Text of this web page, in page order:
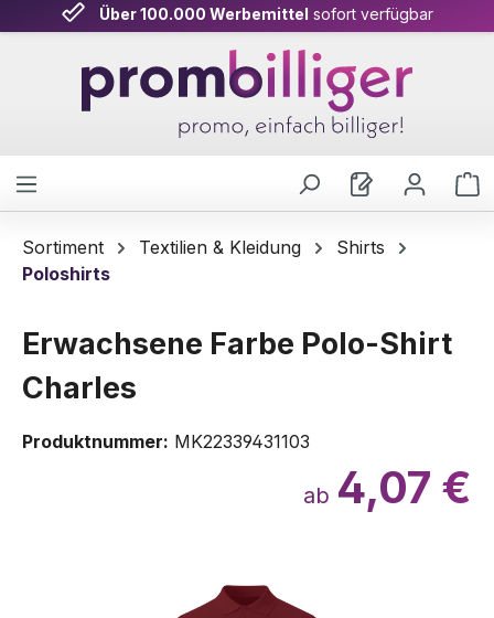
Zum Hauptinhalt springen
Über 100.000 Werbemittel sofort verfügbar
Sortiment Textilien & Kleidung
Shirts
Poloshirts
Erwachsene Farbe Polo-Shirt
Charles
Produktnummer: MK22339431103
ab 4,07 €